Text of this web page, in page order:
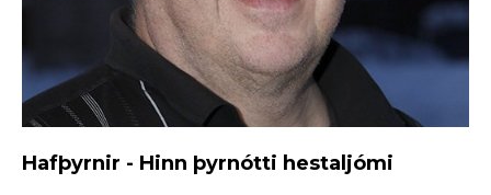
Hafþyrnir - Hinn þyrnótti hestaljómi